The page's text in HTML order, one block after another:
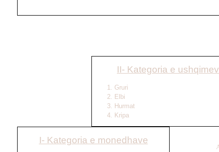
II- Kategoria e
1. Gruri
2. Elbi
3. Hurmat
4. Kripa
I- Kategoria e monedhave